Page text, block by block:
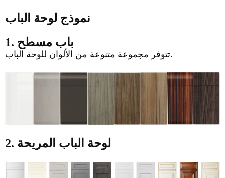
نموذج لوحة الباب
1. باب مسطح
تتوفر مجموعة متنوعة من الألوان للوحة الباب.
2. لوحة الباب المريحة